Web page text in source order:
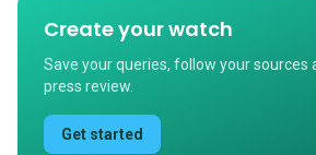
Create your watch
Save your queries, follow your sources
press review.
Get started